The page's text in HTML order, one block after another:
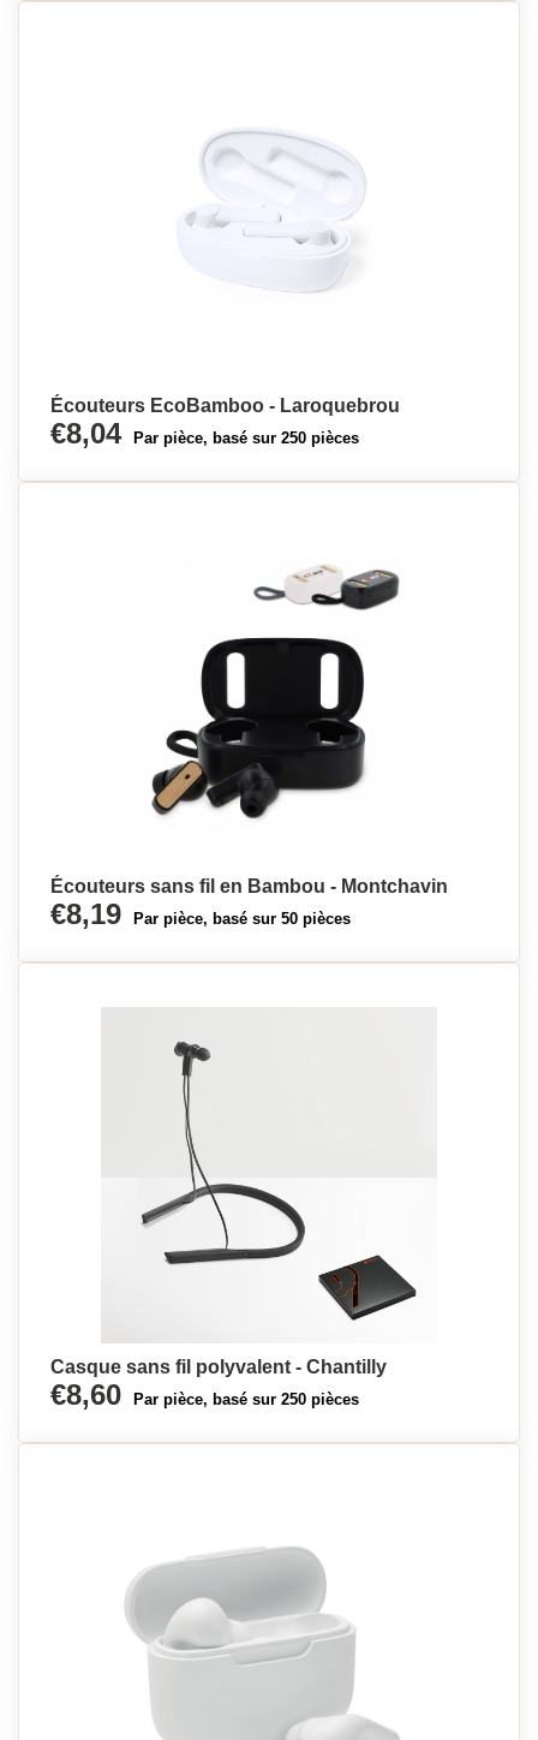
Écouteurs EcoBamboo - Laroquebrou
€8,04 Par pièce, basé sur 250 pièces
Écouteurs sans fil en Bambou - Montchavin
€8,19 Par pièce, basé sur 50 pièces
Casque sans fil polyvalent - Chantilly
€8,60 Par pièce, basé sur 250 pièces